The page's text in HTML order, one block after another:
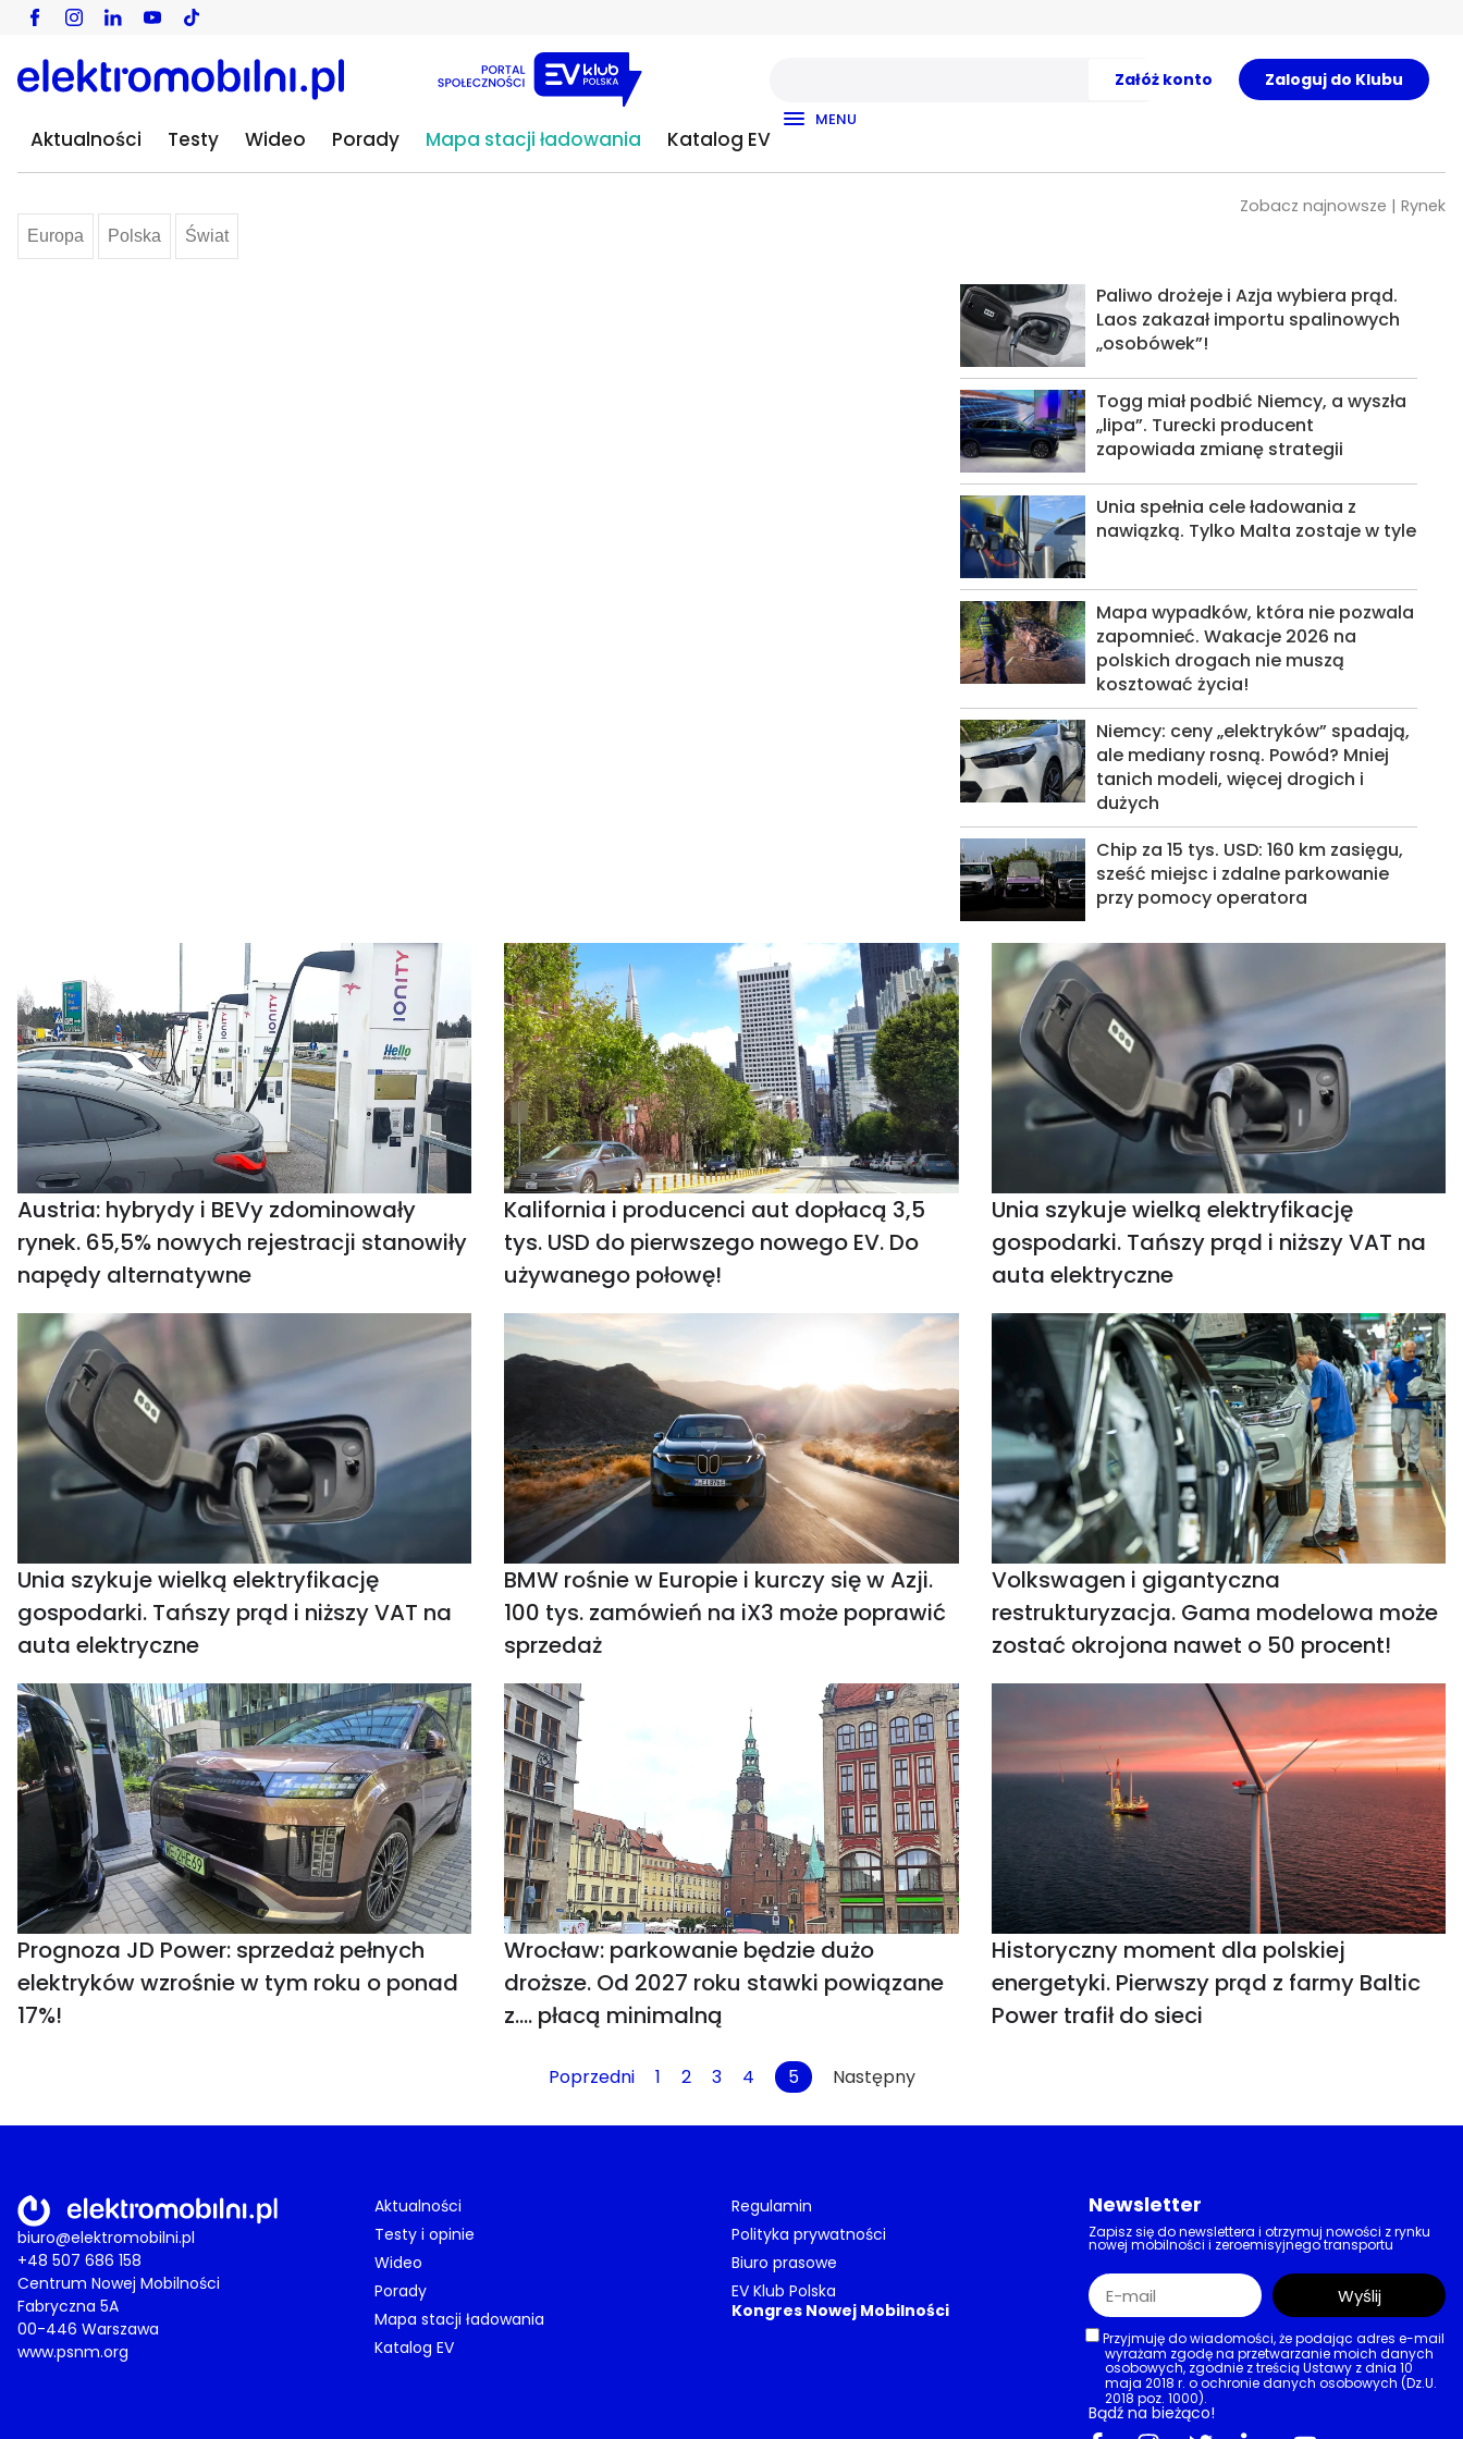
Załóż konto Zaloguj do Klubu
Aktualności Testy Wideo Porady Mapa stacji ładowania Katalog EV
MENU
Zobacz najnowsze | Rynek
Europa Polska Świat
Aktualności Biznes Osobowe Rynek Volvo
Skandynawski SUV pod chińską banderą
powalczy z Teslą
Paliwo drożeje i Azja wybiera prąd.
Laos zakazał importu spalinowych
„osobówek”!
Togg miał podbić Niemcy, a wyszła
„lipa”. Turecki producent
zapowiada zmianę strategii
Unia spełnia cele ładowania z
nawiązką. Tylko Malta zostaje w tyle
Mapa wypadków, która nie pozwala
zapomnieć. Wakacje 2026 na
polskich drogach nie muszą
kosztować życia!
Niemcy: ceny „elektryków” spadają,
ale mediany rosną. Powód? Mniej
tanich modeli, więcej drogich i
dużych
Chip za 15 tys. USD: 160 km zasięgu,
sześć miejsc i zdalne parkowanie
przy pomocy operatora
Austria: hybrydy i BEVy zdominowały
rynek. 65,5% nowych rejestracji stanowiły
napędy alternatywne
Kalifornia i producenci aut dopłacą 3,5
tys. USD do pierwszego nowego EV. Do
używanego połowę!
Unia szykuje wielką elektryfikację
gospodarki. Tańszy prąd i niższy VAT na
auta elektryczne
Unia szykuje wielką elektryfikację
gospodarki. Tańszy prąd i niższy VAT na
auta elektryczne
BMW rośnie w Europie i kurczy się w Azji.
100 tys. zamówień na iX3 może poprawić
sprzedaż
Volkswagen i gigantyczna
restrukturyzacja. Gama modelowa może
zostać okrojona nawet o 50 procent!
Prognoza JD Power: sprzedaż pełnych
elektryków wzrośnie w tym roku o ponad
17%!
Wrocław: parkowanie będzie dużo
droższe. Od 2027 roku stawki powiązane
z…. płacą minimalną
Historyczny moment dla polskiej
energetyki. Pierwszy prąd z farmy Baltic
Power trafił do sieci
Poprzedni 1 2 3 4 5 Następny
biuro@elektromobilni.pl
+48 507 686 158
Centrum Nowej Mobilności
Fabryczna 5A
00-446 Warszawa
www.psnm.org
Aktualności
Testy i opinie
Wideo
Porady
Mapa stacji ładowania
Katalog EV
Regulamin
Polityka prywatności
Biuro prasowe
EV Klub Polska
Kongres Nowej Mobilności
Newsletter
Zapisz się do newslettera i otrzymuj nowości z rynku
nowej mobilności i zeroemisyjnego transportu
Przyjmuję do wiadomości, że podając adres e-mail
wyrażam zgodę na przetwarzanie moich danych
osobowych, zgodnie z treścią Ustawy z dnia 10
maja 2018 r. o ochronie danych osobowych (Dz.U.
2018 poz. 1000).
Wyślij
Bądź na bieżąco!